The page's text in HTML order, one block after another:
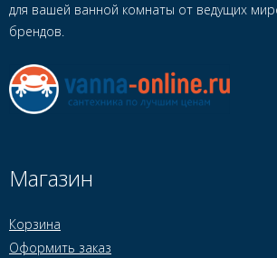
для вашей ванной комнаты от ведущих
брендов.
Магазин
Корзина
Оформить заказ